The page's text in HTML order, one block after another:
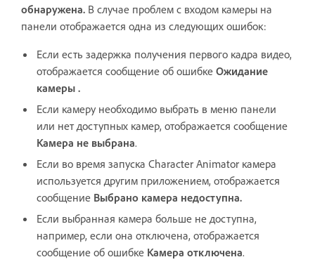
обнаружена. В случае проблем с входом камеры на
панели отображается одна из следующих ошибок:
Если есть задержка получения первого кадра видео,
отображается сообщение об ошибке Ожидание
камеры .
Если камеру необходимо выбрать в меню панели
или нет доступных камер, отображается сообщение
Камера не выбрана.
Если во время запуска Character Animator камера
используется другим приложением, отображается
сообщение Выбрано камера недоступна.
Если выбранная камера больше не доступна,
например, если она отключена, отображается
сообщение об ошибке Камера отключена.